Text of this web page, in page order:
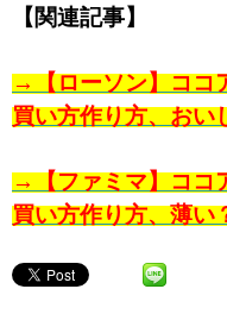
【関連記事】
→【ローソン】ココ
買い方作り方、おい
→【ファミマ】ココ
買い方作り方、薄い